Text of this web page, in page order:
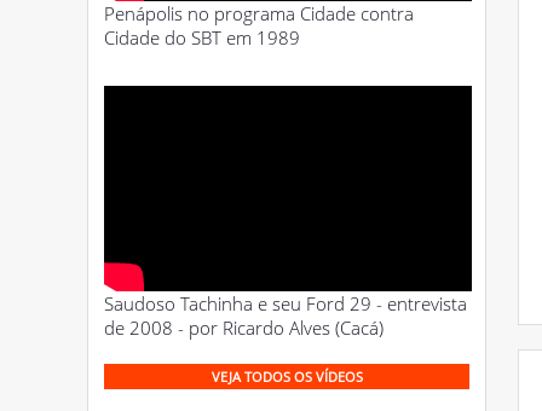
Penápolis no programa Cidade contra
Cidade do SBT em 1989
Saudoso Tachinha e seu Ford 29 - entrevista
de 2008 - por Ricardo Alves (Cacá)
VEJA TODOS OS VÍDEOS